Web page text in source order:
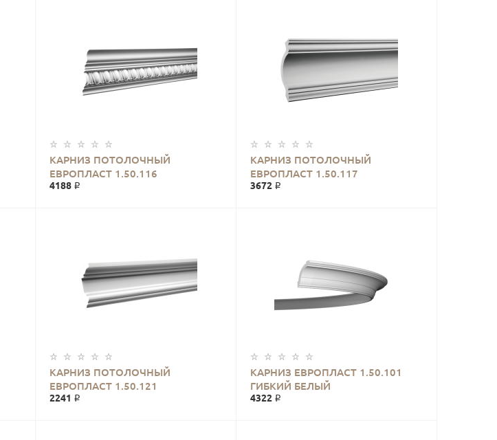
КАРНИЗ ПОТОЛОЧНЫЙ
ЕВРОПЛАСТ 1.50.116
4188 ₽
КАРНИЗ ПОТОЛОЧНЫЙ
ЕВРОПЛАСТ 1.50.117
3672 ₽
КАРНИЗ ПОТОЛОЧНЫЙ
ЕВРОПЛАСТ 1.50.121
2241 ₽
КАРНИЗ ЕВРОПЛАСТ 1.50.101
ГИБКИЙ БЕЛЫЙ
4322 ₽